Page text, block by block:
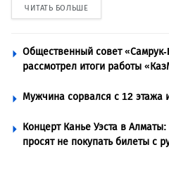
ЧИТАТЬ БОЛЬШЕ
Общественный совет
рассмотрел итоги работы
Мужчина сорвался с 12 этажа
Концерт Канье Уэста в Алматы:
просят не покупать билеты с